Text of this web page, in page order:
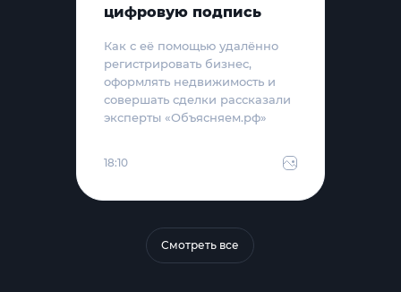
цифровую подпись
Как с её помощью удалённо
регистрировать бизнес,
оформлять недвижимость и
совершать сделки рассказали
эксперты «Объясняем.рф»
18:10
Смотреть все